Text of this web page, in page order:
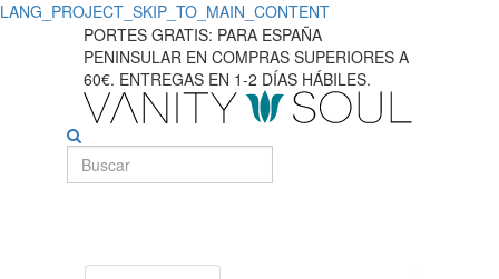
LANG_PROJECT_SKIP_TO_MAIN_CONTENT
Mejores
productos
esfoliantes
corporales
PORTES GRATIS: PARA ESPAÑA
PENINSULAR EN COMPRAS SUPERIORES A
60€. ENTREGAS EN 1-2 DÍAS HÁBILES.